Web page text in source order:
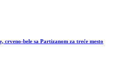
crveno-bele sa Partizanom za treće mesto